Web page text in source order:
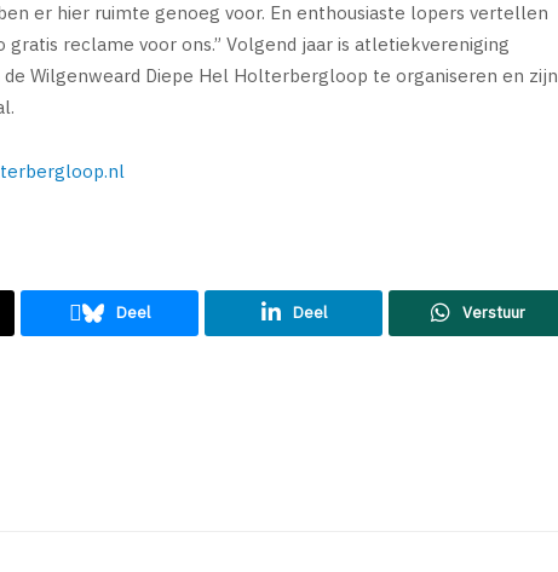
er hier ruimte genoeg voor. En enthousiaste lopers vertellen
reclame voor ons.” Volgend jaar is atletiekvereniging
Wilgenweard Diepe Hel Holterbergloop te organiseren en zijn
Deel Deel Verstuur